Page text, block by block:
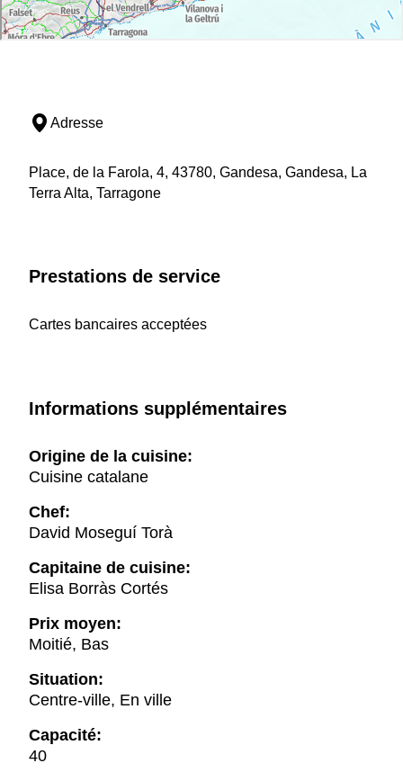
Adresse
Place, de la Farola, 4, 43780, Gandesa, Gandesa, La
Terra Alta, Tarragone
Prestations de service
Cartes bancaires acceptées
Informations supplémentaires
Origine de la cuisine:
Cuisine catalane
Chef:
David Moseguí Torà
Capitaine de cuisine:
Elisa Borràs Cortés
Prix moyen:
Moitié, Bas
Situation:
Centre-ville, En ville
Capacité:
40